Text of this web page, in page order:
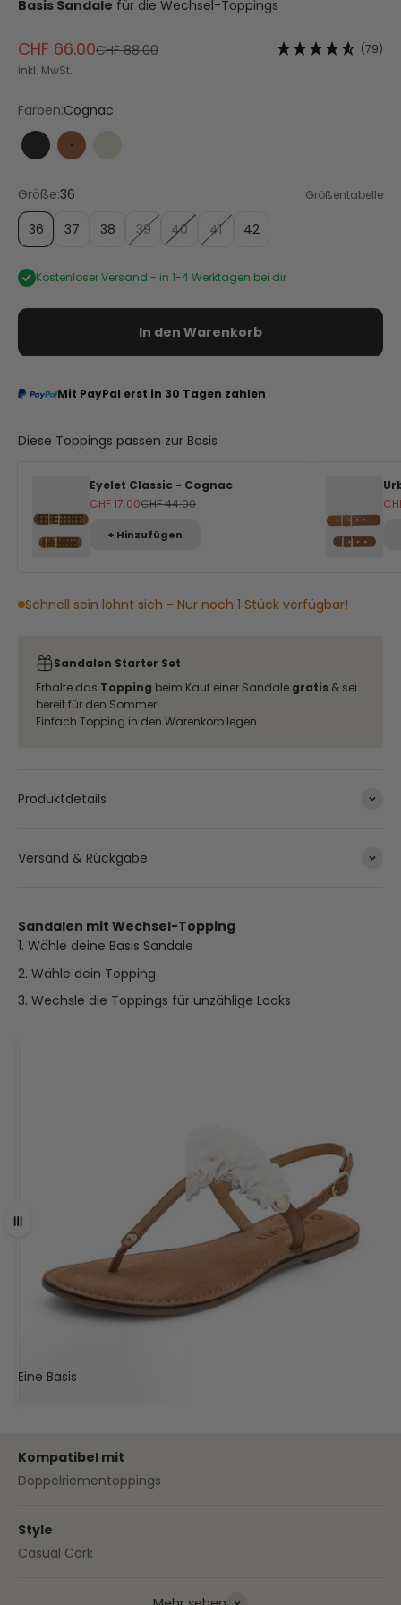
Basis Sandale für die Wechsel-Toppings
Angebot
CHF 66.00Regulärer Preis
CHF 88.00
(79)
inkl. MwSt.
Farben:Cognac
Black Cognac
Größe:36 Größentabelle
36 37 38 39 40 41 42
Kostenloser Versand - in 1-4 Werktagen bei dir
In den Warenkorb
Mit PayPal erst in 30 Tagen zahlen
Diese Toppings passen zur Basis
Eyelet Classic - Cognac
Angebot
CHF 17.00Regulärer Preis
CHF 44.00
+ Hinzufügen
Schnell sein lohnt sich - Nur noch 1 Stück verfügbar!
Sandalen Starter Set
Erhalte das Topping beim Kauf einer Sandale gratis & sei
bereit für den Sommer!
Einfach Topping in den Warenkorb legen.
Produktdetails
Versand & Rückgabe
Sandalen mit Wechsel-Topping
Wähle deine Basis Sandale
Wähle dein Topping
Wechsle die Toppings für unzählige Looks
Eine Basis
Deine Sandale
Ziehen
Kompatibel mit
Doppelriementoppings
Style
Casual Cork